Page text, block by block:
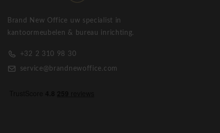
Brand New Office uw specialist in
kantoormeubelen & bureau inrichting.
+32 2 310 98 30
service@brandnewoffice.com